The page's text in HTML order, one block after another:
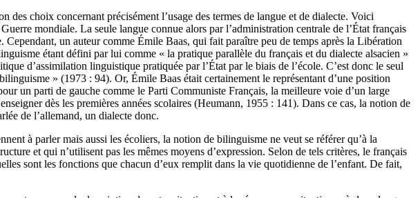
des choix concernant précisément l’usage des termes de langue et de dialecte. Voici
mondiale. La seule langue connue alors par l’administration centrale de l’État français
un auteur comme Émile Baas, qui fait paraître peu de temps après la Libération
étant défini par lui comme « la pratique parallèle du français et du dialecte alsacien »
d’assimilation linguistique pratiquée par l’État par le biais de l’école. C’est donc le seul
» (1973 : 94). Or, Émile Baas était certainement le représentant d’une position
un parti de gauche comme le Parti Communiste Français, la meilleure voie d’un large
dès les premières années scolaires (Heumann, 1955 : 141). Dans ce cas, la notion de
de l’allemand, un dialecte donc.
à parler mais aussi les écoliers, la notion de bilinguisme ne veut se référer qu’à la
et qui n’utilisent pas les mêmes moyens d’expression. Selon de tels critères, le français
sont les fonctions que chacun d’eux remplit dans la vie quotidienne de l’enfant. De fait,